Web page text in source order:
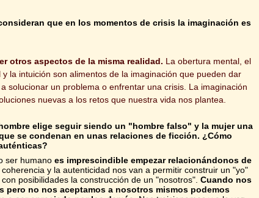
que en los momentos de crisis la imaginación es
otros aspectos de la misma realidad. La obertura mental, el
la intuición son alimentos de la imaginación que pueden dar
solucionar un problema o enfrentar una crisis. La imaginación
nuevas a los retos que nuestra vida nos plantea.
elige seguir siendo un "hombre falso" y la mujer una
se condenan en unas relaciones de ficción. ¿Cómo
ser humano es imprescindible empezar relacionándonos de
coherencia y la autenticidad nos van a permitir construir un "yo"
posibilidades la construcción de un "nosotros". Cuando nos
pero no nos aceptamos a nosotros mismos podemos